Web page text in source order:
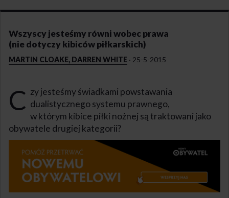
Wszyscy jesteśmy równi wobec prawa
(nie dotyczy kibiców piłkarskich)
MARTIN CLOAKE, DARREN WHITE · 25-5-2015
C zy jesteśmy świadkami powstawania
dualistycznego systemu prawnego,
w którym kibice piłki nożnej są traktowani jako
obywatele drugiej kategorii?